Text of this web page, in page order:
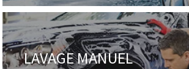
LAVAGE MANUEL